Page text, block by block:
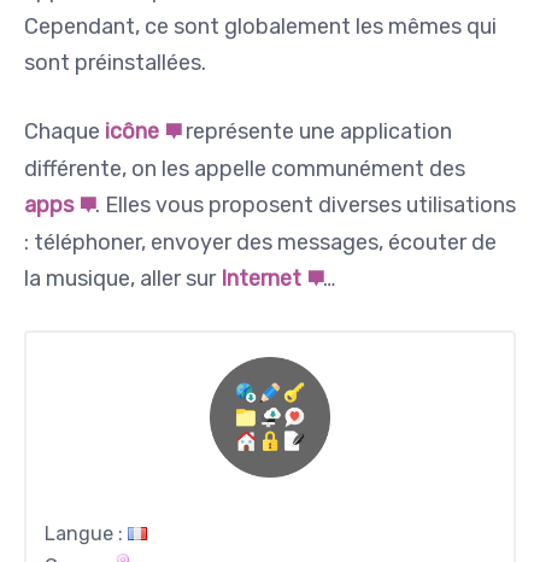
Cependant, ce sont globalement les mêmes qui
sont préinstallées.
Chaque icône
représente une application
différente, on les appelle communément des
apps
. Elles vous proposent diverses utilisations
: téléphoner, envoyer des messages, écouter de
la musique, aller sur Internet …
Langue :